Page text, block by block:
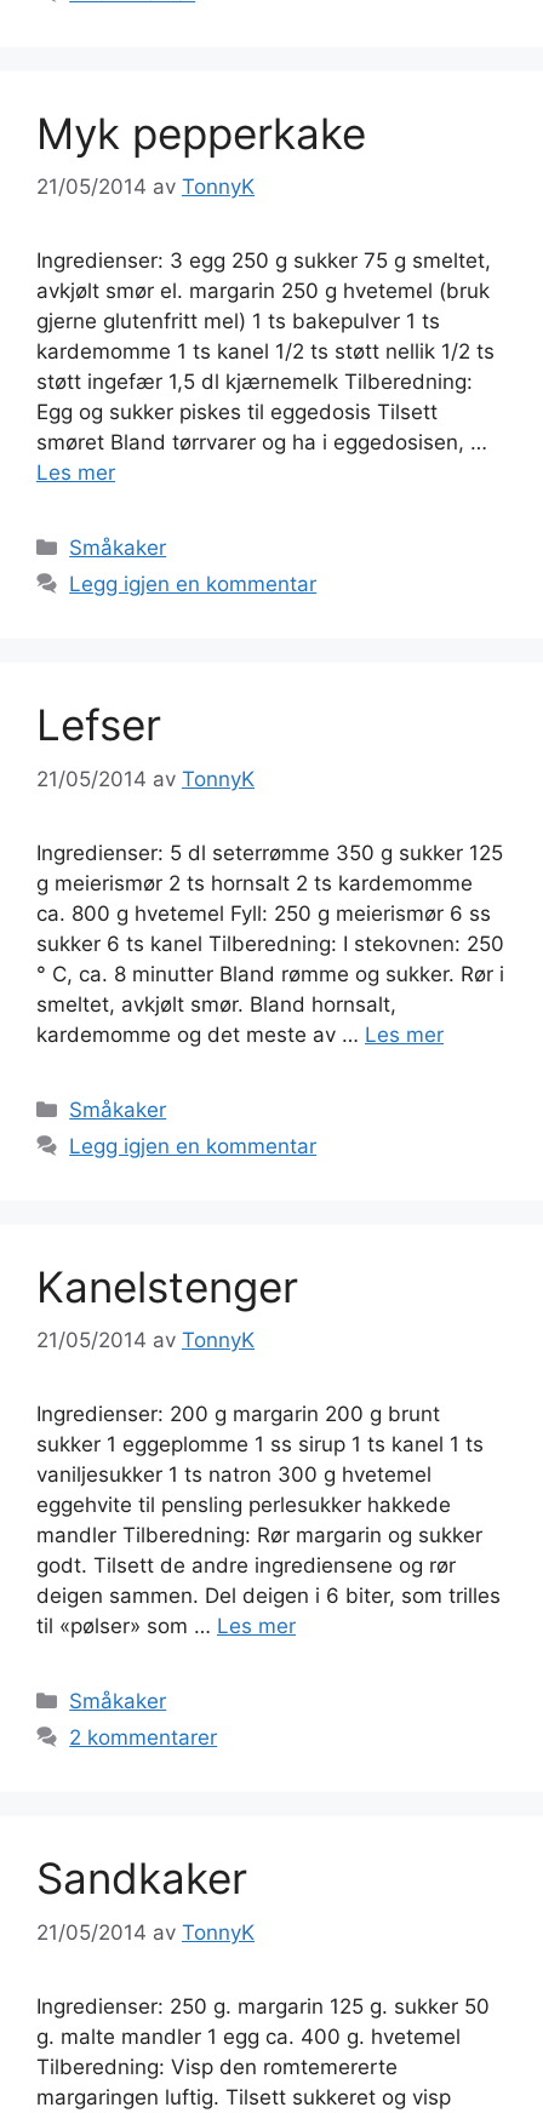
Myk pepperkake
21/05/2014 av TonnyK
Ingredienser: 3 egg 250 g sukker 75 g smeltet,
avkjølt smør el. margarin 250 g hvetemel (bruk
gjerne glutenfritt mel) 1 ts bakepulver 1 ts
kardemomme 1 ts kanel 1/2 ts støtt nellik 1/2 ts
støtt ingefær 1,5 dl kjærnemelk Tilberedning:
Egg og sukker piskes til eggedosis Tilsett
smøret Bland tørrvarer og ha i eggedosisen, …
Les mer
Kategorier
Småkaker
Legg igjen en kommentar
Lefser
21/05/2014 av TonnyK
Ingredienser: 5 dl seterrømme 350 g sukker 125
g meierismør 2 ts hornsalt 2 ts kardemomme
ca. 800 g hvetemel Fyll: 250 g meierismør 6 ss
sukker 6 ts kanel Tilberedning: I stekovnen: 250
° C, ca. 8 minutter Bland rømme og sukker. Rør i
smeltet, avkjølt smør. Bland hornsalt,
kardemomme og det meste av … Les mer
Kategorier
Småkaker
Legg igjen en kommentar
Kanelstenger
21/05/2014 av TonnyK
Ingredienser: 200 g margarin 200 g brunt
sukker 1 eggeplomme 1 ss sirup 1 ts kanel 1 ts
vaniljesukker 1 ts natron 300 g hvetemel
eggehvite til pensling perlesukker hakkede
mandler Tilberedning: Rør margarin og sukker
godt. Tilsett de andre ingrediensene og rør
deigen sammen. Del deigen i 6 biter, som trilles
til «pølser» som … Les mer
Kategorier
Småkaker
2 kommentarer
Sandkaker
21/05/2014 av TonnyK
Ingredienser: 250 g. margarin 125 g. sukker 50
g. malte mandler 1 egg ca. 400 g. hvetemel
Tilberedning: Visp den romtemererte
margaringen luftig. Tilsett sukkeret og visp